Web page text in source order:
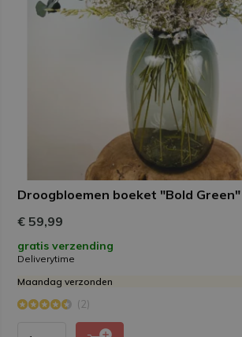
Droogbloemen boeket "Bold Green"
€ 59,99
gratis verzending
Deliverytime
Maandag verzonden
(2)